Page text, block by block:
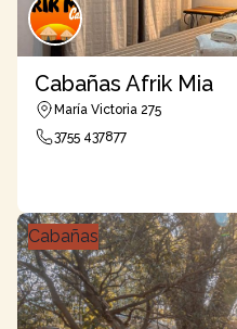
Cabañas Afrik Mia
María Victoria 275
3755 437877
Cabañas